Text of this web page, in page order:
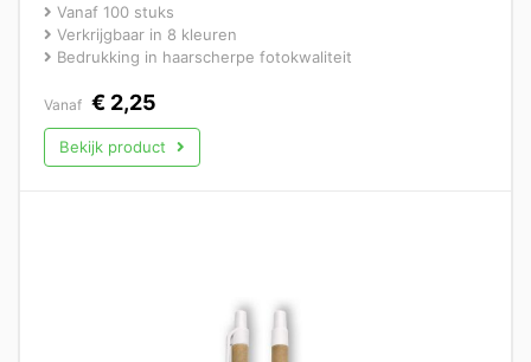
Vanaf 100 stuks
Verkrijgbaar in 8 kleuren
Bedrukking in haarscherpe fotokwaliteit
Vanaf € 2,25
Bekijk product